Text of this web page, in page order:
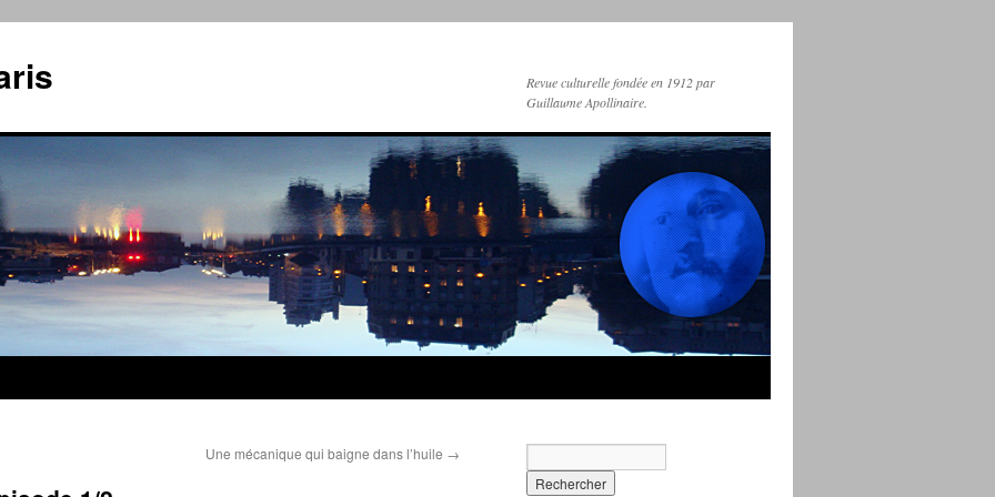
Revue culturelle fondée en 1912 par
Guillaume Apollinaire.
Une mécanique qui baigne dans l’huile →